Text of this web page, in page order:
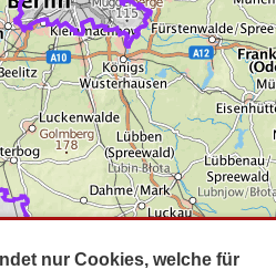
nur Cookies, welche für